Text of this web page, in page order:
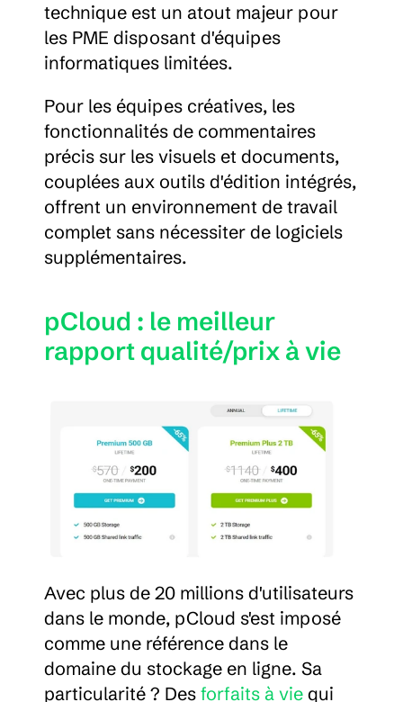
technique est un atout majeur pour
les PME disposant d'équipes
informatiques limitées.
Pour les équipes créatives, les
fonctionnalités de commentaires
précis sur les visuels et documents,
couplées aux outils d'édition intégrés,
offrent un environnement de travail
complet sans nécessiter de logiciels
supplémentaires.
pCloud : le meilleur
rapport qualité/prix à vie
Avec plus de 20 millions d'utilisateurs
dans le monde, pCloud s'est imposé
comme une référence dans le
domaine du stockage en ligne. Sa
particularité ? Des forfaits à vie qui